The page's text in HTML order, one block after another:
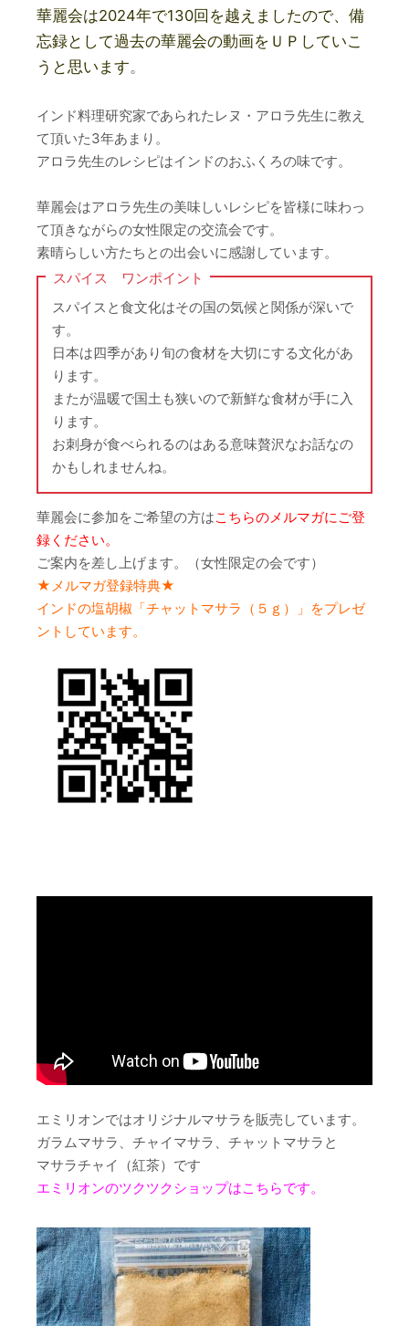
華麗会は2024年で130回を越えましたので、備
忘録として過去の華麗会の動画をＵＰしていこ
うと思います。
インド料理研究家であられたレヌ・アロラ先生に教え
て頂いた3年あまり。
アロラ先生のレシピはインドのおふくろの味です。
華麗会はアロラ先生の美味しいレシピを皆様に味わっ
て頂きながらの女性限定の交流会です。
素晴らしい方たちとの出会いに感謝しています。
スパイス ワンポイント
スパイスと食文化はその国の気候と関係が深いで
す。
日本は四季があり旬の食材を大切にする文化があ
ります。
またが温暖で国土も狭いので新鮮な食材が手に入
ります。
お刺身が食べられるのはある意味贅沢なお話なの
かもしれませんね。
華麗会に参加をご希望の方はこちらのメルマガにご登
録ください。
ご案内を差し上げます。（女性限定の会です）
★メルマガ登録特典★
インドの塩胡椒「チャットマサラ（５ｇ）」をプレゼ
ントしています。
エミリオンではオリジナルマサラを販売しています。
ガラムマサラ、チャイマサラ、チャットマサラと
マサラチャイ（紅茶）です
エミリオンのツクツクショップはこちらです。